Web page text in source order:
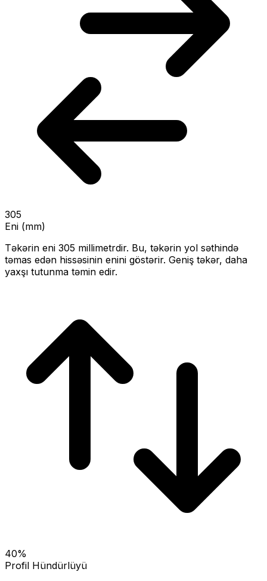
305
Eni (mm)
Təkərin eni 305 millimetrdir. Bu, təkərin yol səthində
təmas edən hissəsinin enini göstərir. Geniş təkər, daha
yaxşı tutunma təmin edir.
40%
Profil Hündürlüyü